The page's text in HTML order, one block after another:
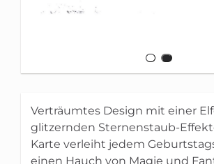
Verträumtes Design mit einer
glitzernden Sternenstaub-
Karte verleiht jedem
einen Hauch von Magie und